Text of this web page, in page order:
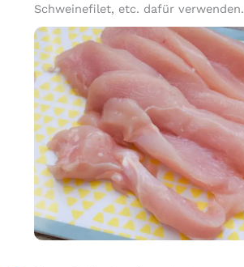
Schweinefilet, etc. dafür verwenden.